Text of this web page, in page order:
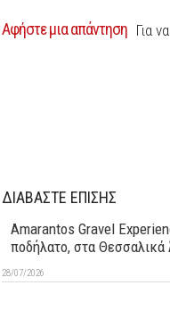
Αφήστε μια απάντηση Για
ΔΙΑΒΑΣΤΕ ΕΠΙΣΗΣ
Amarantos Gravel
ποδήλατο, στα
28/07/2026